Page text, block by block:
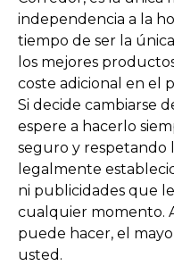
independencia a la
tiempo de ser la
los mejores
coste adicional en el
Si decide cambiarse
espere a hacerlo
seguro y respetando
legalmente
ni publicidades que
cualquier momento.
puede hacer, el
usted.